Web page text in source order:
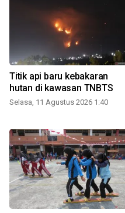
Titik api baru kebakaran
hutan di kawasan TNBTS
Selasa, 11 Agustus 2026 1:40